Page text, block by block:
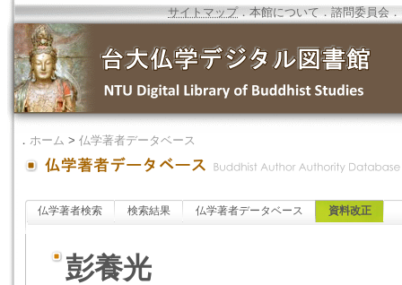
サイトマップ．本館について ．諮問委員会 ．
． ホーム > 仏学著者データベース
仏学著者検索 検索結果 仏学著者データベース 資料改正
彭養光